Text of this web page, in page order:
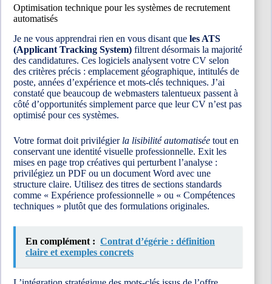
Optimisation technique pour les systèmes de recrutement
automatisés
Je ne vous apprendrai rien en vous disant que les ATS
(Applicant Tracking System) filtrent désormais la majorité
des candidatures. Ces logiciels analysent votre CV selon
des critères précis : emplacement géographique, intitulés de
poste, années d’expérience et mots-clés techniques. J’ai
constaté que beaucoup de webmasters talentueux passent à
côté d’opportunités simplement parce que leur CV n’est pas
optimisé pour ces systèmes.
Votre format doit privilégier la lisibilité automatisée tout en
conservant une identité visuelle professionnelle. Exit les
mises en page trop créatives qui perturbent l’analyse :
privilégiez un PDF ou un document Word avec une
structure claire. Utilisez des titres de sections standards
comme « Expérience professionnelle » ou « Compétences
techniques » plutôt que des formulations originales.
En complément : Contrat d’égérie : définition
claire et exemples concrets